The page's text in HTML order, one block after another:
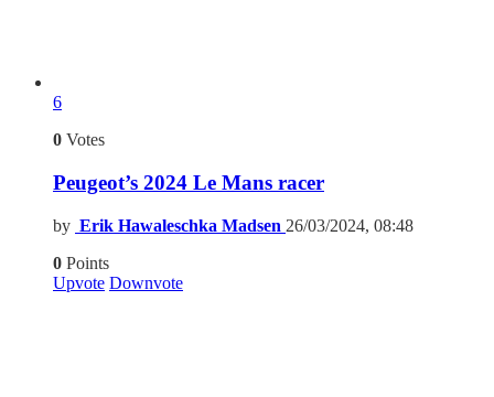
6
0 Votes
Peugeot’s 2024 Le Mans racer
by Erik Hawaleschka Madsen 26/03/2024, 08:48
0 Points
Upvote Downvote